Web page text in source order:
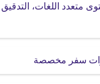
متعدد اللغات،
سفر مخصصة